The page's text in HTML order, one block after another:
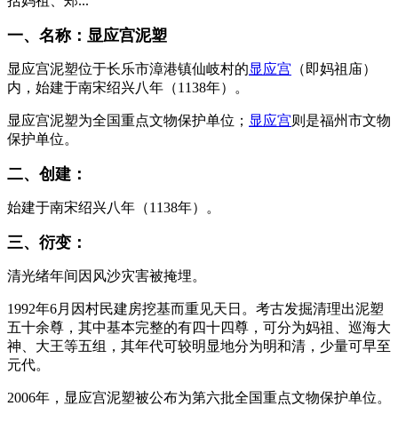
一、名称：显应宫泥塑
显应宫泥塑位于长乐市漳港镇仙岐村的显应宫 （即妈祖庙）
内，始建于南宋绍兴八年（1138年）。
显应宫泥塑为全国重点文物保护单位； 显应宫则是福州市文物
保护单位。
二、创建：
始建于南宋绍兴八年（1138年）。
三、衍变：
清光绪年间因风沙灾害被掩埋。
1992年6月因村民建房挖基而重见天日。考古发掘清理出泥塑
五十余尊，其中基本完整的有四十四尊，可分为妈祖、巡海大
神、大王等五组，其年代可较明显地分为明和清，少量可早至
元代。
2006年，显应宫泥塑被公布为第六批全国重点文物保护单位。